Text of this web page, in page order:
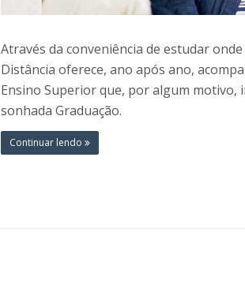
Através da conveniência de estudar
Distância oferece, ano após ano,
Ensino Superior que, por algum
sonhada Graduação.
Continuar lendo